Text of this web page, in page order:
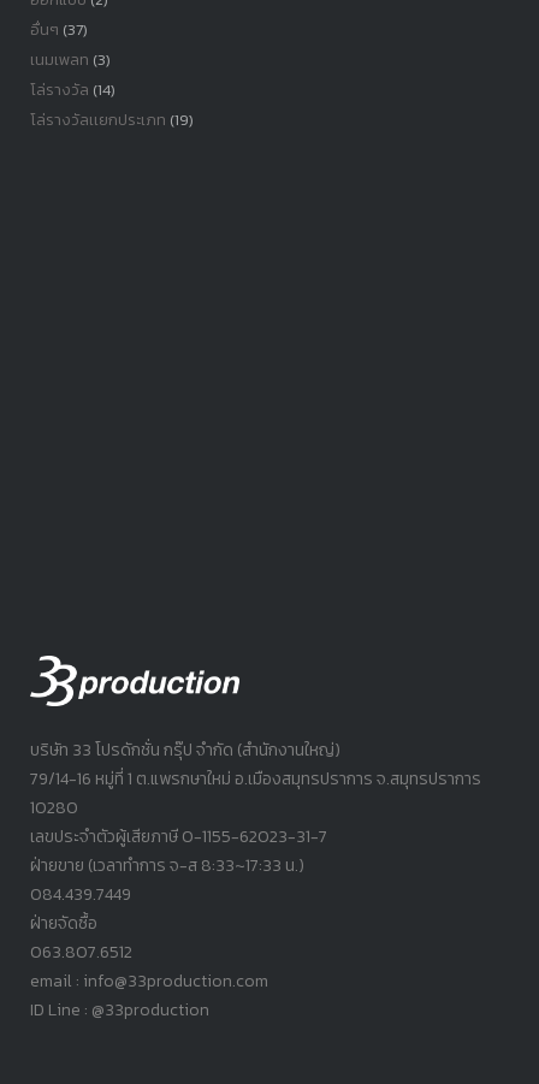
อื่นๆ (37)
เนมเพลท (3)
โล่รางวัล (14)
โล่รางวัลเเยกประเภท (19)
บริษัท 33 โปรดักชั่น กรุ๊ป จำกัด (สำนักงานใหญ่)
79/14-16 หมู่ที่ 1 ต.แพรกษาใหม่ อ.เมืองสมุทรปราการ จ.สมุทรปราการ
10280
เลขประจำตัวผู้เสียภาษี 0-1155-62023-31-7
ฝ่ายขาย (เวลาทำการ จ-ส 8:33~17:33 น.)
084.439.7449
ฝ่ายจัดซื้อ
063.807.6512
email : info@33production.com
ID Line : @33production